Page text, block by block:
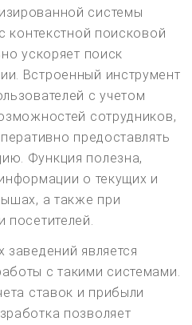
системы
контекстной поисковой
ускоряет поиск
Встроенный инструмент
с учетом
сотрудников,
предоставлять
Функция полезна,
о текущих и
а также при
посетителей.
является
с такими системами.
ставок и прибыли
позволяет